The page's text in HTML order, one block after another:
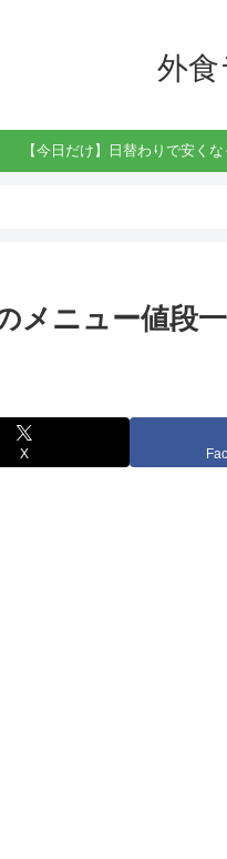
外食
【今日だけ】日替わりで安く
メニュー値段
X